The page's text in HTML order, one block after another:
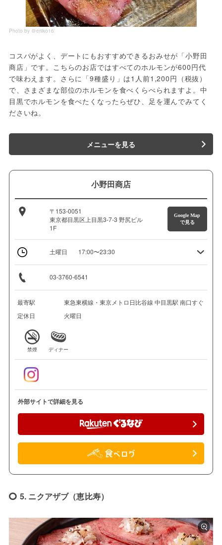
Photo by ＠eriiko16
コスパがよく、デートにもおすすめできるおみせが「小野田
商店」です。こちらのお店ではすべてのホルモンが600円代
で味わえます。さらに「9種盛り」は1人前1,200円（税抜）
で、さまざまな部位のホルモンを食べくらべられますよ。中
目黒でホルモンを食べたくなったらぜひ、足を運んでみてく
ださいね。
メニューを見る
小野田商店
〒153-0051
東京都目黒区上目黒3-7-3 野尻ビル
1F
Google Map
で見る
土曜日 17:00〜23:30
03-3760-6541
最寄駅
東急東横線・東京メトロ日比谷線 中目黒駅 南口すぐ
定休日
火曜日
禁煙 ディナー
外部サイトで詳細を見る
5. ニクアザブ（恵比寿）